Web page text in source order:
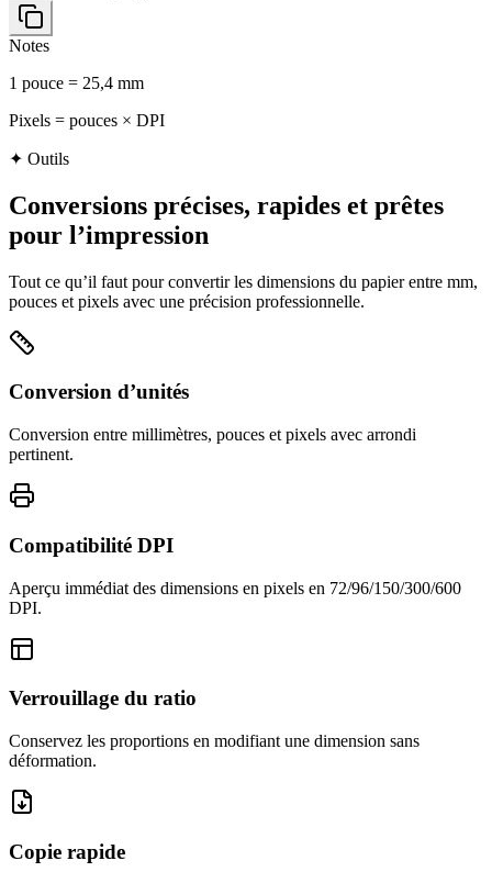
Notes
1 pouce = 25,4 mm
Pixels = pouces × DPI
✦ Outils
Conversions précises, rapides et prêtes
pour l’impression
Tout ce qu’il faut pour convertir les dimensions du papier entre mm,
pouces et pixels avec une précision professionnelle.
Conversion d’unités
Conversion entre millimètres, pouces et pixels avec arrondi
pertinent.
Compatibilité DPI
Aperçu immédiat des dimensions en pixels en 72/96/150/300/600
DPI.
Verrouillage du ratio
Conservez les proportions en modifiant une dimension sans
déformation.
Copie rapide